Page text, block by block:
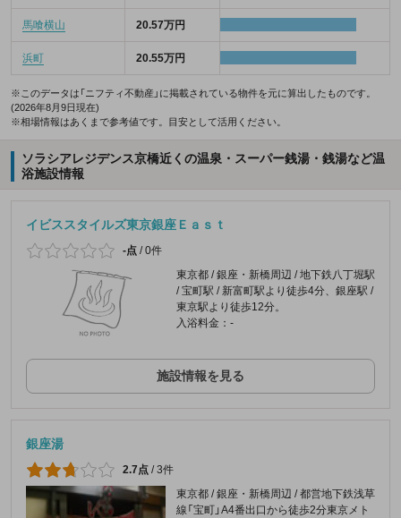
馬喰横山 20.57万円
浜町 20.55万円
※このデータは「ニフティ不動産」に掲載されている物件を元に算出したものです。
(2026年8月9日現在)
※相場情報はあくまで参考値です。目安として活用ください。
ソラシアレジデンス京橋近くの温泉・スーパー銭湯・銭湯など温
浴施設情報
イビススタイルズ東京銀座Ｅａｓｔ
-点 /0件
東京都 / 銀座・新橋周辺 / 地下鉄八丁堀駅
/ 宝町駅 / 新富町駅より徒歩4分、銀座駅 /
東京駅より徒歩12分。
入浴料金：-
施設情報を見る
銀座湯
2.7点 /3件
東京都 / 銀座・新橋周辺 / 都営地下鉄浅草
線「宝町」A4番出口から徒歩2分東京メト